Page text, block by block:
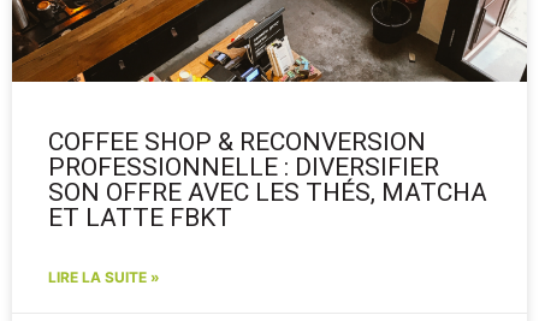
COFFEE SHOP & RECONVERSION
PROFESSIONNELLE : DIVERSIFIER
SON OFFRE AVEC LES THÉS, MATCHA
ET LATTE FBKT
LIRE LA SUITE »